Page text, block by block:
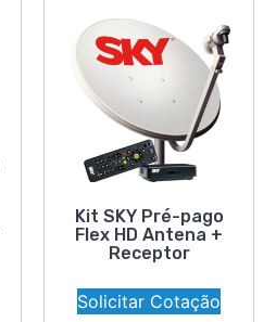
Kit SKY Pré-pago
Flex HD Antena +
Receptor
Solicitar Cotação